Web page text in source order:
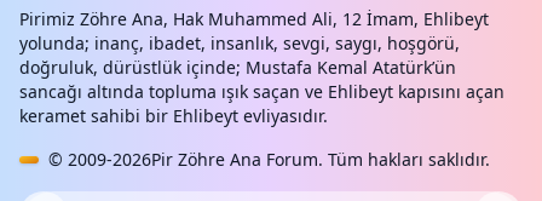
Pirimiz Zöhre Ana, Hak Muhammed Ali, 12 İmam, Ehlibeyt
yolunda; inanç, ibadet, insanlık, sevgi, saygı, hoşgörü,
doğruluk, dürüstlük içinde; Mustafa Kemal Atatürk’ün
sancağı altında topluma ışık saçan ve Ehlibeyt kapısını açan
keramet sahibi bir Ehlibeyt evliyasıdır.
© 2009-2026Pir Zöhre Ana Forum. Tüm hakları saklıdır.